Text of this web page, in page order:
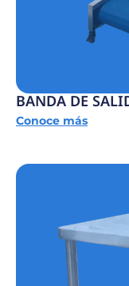
BANDA DE
Conoce más